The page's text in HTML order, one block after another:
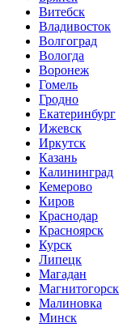
Витебск
Владивосток
Волгоград
Вологда
Воронеж
Гомель
Гродно
Екатеринбург
Ижевск
Иркутск
Казань
Калининград
Кемерово
Киров
Краснодар
Красноярск
Курск
Липецк
Магадан
Магнитогорск
Малиновка
Минск